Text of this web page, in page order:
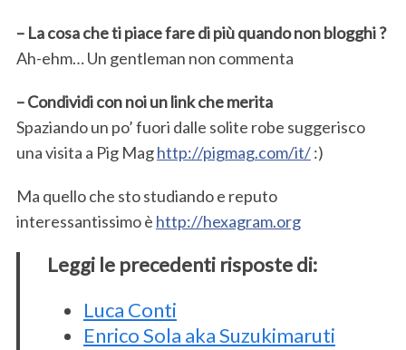
– La cosa che ti piace fare di più quando non blogghi ?
Ah-ehm… Un gentleman non commenta
– Condividi con noi un link che merita
Spaziando un po’ fuori dalle solite robe suggerisco
una visita a Pig Maghttp://pigmag.com/it/:)
Ma quello che sto studiando e reputo
interessantissimo è http://hexagram.org
Leggi le precedenti risposte di:
Luca Conti
Enrico Sola aka Suzukimaruti
e
a
r
h
f
o
: